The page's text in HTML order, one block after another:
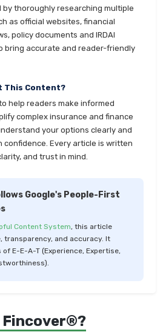
thoroughly researching multiple
as official websites, financial
policy documents and IRDAI
bring accurate and reader-friendly
This Content?
help readers make informed
complex insurance and finance
your options clearly and
Every article is written
and trust in mind.
Google's People-First
Content System, this article
transparency, and accuracy. It
E-E-A-T (Experience, Expertise,
Fincover®?